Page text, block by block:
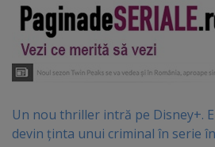
Un nou thriller intră pe Disney+.
devin ținta unui criminal în serie